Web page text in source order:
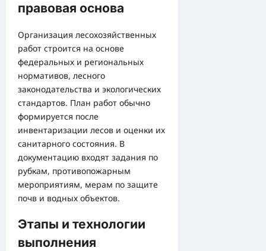
правовая основа
Организация лесохозяйственных
работ строится на основе
федеральных и региональных
нормативов, лесного
законодательства и экологических
стандартов. План работ обычно
формируется после
инвентаризации лесов и оценки их
санитарного состояния. В
документацию входят задания по
рубкам, противопожарным
мероприятиям, мерам по защите
почв и водных объектов.
Этапы и технологии
выполнения